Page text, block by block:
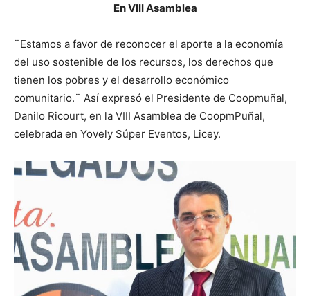
En VIII Asamblea
¨Estamos a favor de reconocer el aporte a la economía
del uso sostenible de los recursos, los derechos que
tienen los pobres y el desarrollo económico
comunitario.¨ Así expresó el Presidente de Coopmuñal,
Danilo Ricourt, en la VIII Asamblea de CoopmPuñal,
celebrada en Yovely Súper Eventos, Licey.